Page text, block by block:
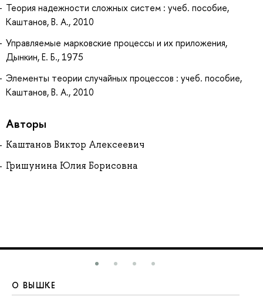
Теория надежности сложных систем : учеб. пособие,
Каштанов, В. А., 2010
Управляемые марковские процессы и их приложения,
Дынкин, Е. Б., 1975
Элементы теории случайных процессов : учеб. пособие,
Каштанов, В. А., 2010
Авторы
Каштанов Виктор Алексеевич
Гришунина Юлия Борисовна
О ВЫШКЕ